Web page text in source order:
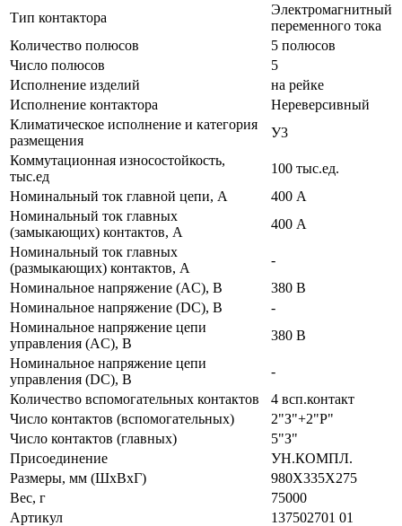
Тип контактора
Электромагнитный
переменного тока
Количество полюсов
5 полюсов
Число полюсов
5
Исполнение изделий
на рейке
Исполнение контактора
Нереверсивный
Климатическое исполнение и категория
размещения
У3
Коммутационная износостойкость,
тыс.ед
100 тыс.ед.
Номинальный ток главной цепи, А
400 А
Номинальный ток главных
(замыкающих) контактов, А
400 А
Номинальный ток главных
(размыкающих) контактов, А
-
Номинальное напряжение (AC), В
380 В
Номинальное напряжение (DC), В
-
Номинальное напряжение цепи
управления (AC), В
380 В
Номинальное напряжение цепи
управления (DC), В
-
Количество вспомогательных контактов
4 всп.контакт
Число контактов (вспомогательных)
2"З"+2"Р"
Число контактов (главных)
5"З"
Присоединение
УН.КОМПЛ.
Размеры, мм (ШхВхГ)
980Х335Х275
Вес, г
75000
Артикул
137502701 01